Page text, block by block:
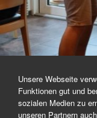
Unsere Webseite
Funktionen gut und
sozialen Medien zu
unseren Partnern